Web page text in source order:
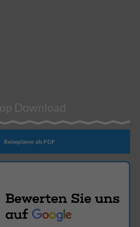
Download
Reiseplaner als PDF